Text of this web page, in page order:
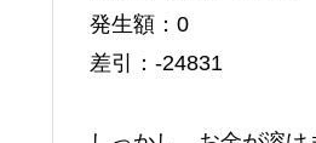
発生額：0
差引：-24831